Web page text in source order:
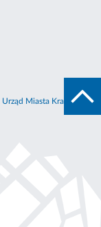
Urząd Miasta Krakowa